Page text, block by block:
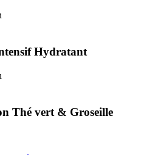
Hydratant
Thé vert & Groseille